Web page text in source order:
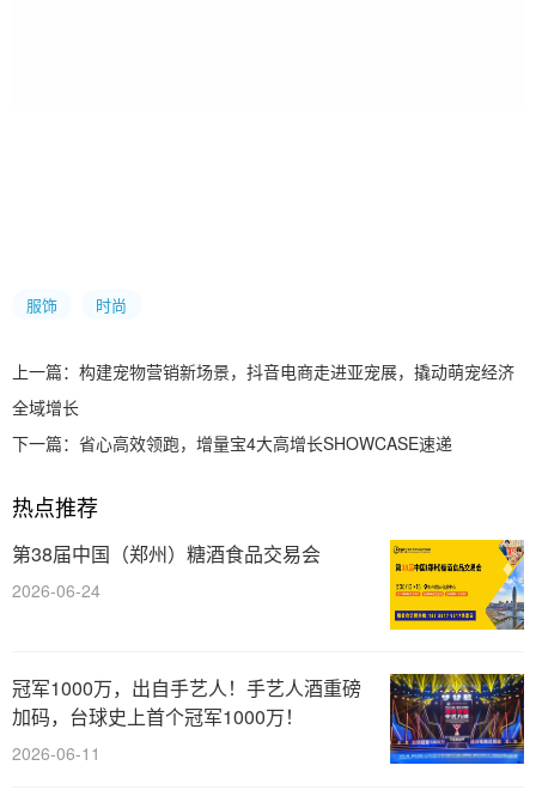
服饰 时尚
上一篇： 构建宠物营销新场景，抖音电商走进亚宠展，撬动萌宠经济
全域增长
下一篇： 省心高效领跑，增量宝4大高增长SHOWCASE速递
热点推荐
第38届中国（郑州）糖酒食品交易会
2026-06-24
冠军1000万，出自手艺人！手艺人酒重磅
加码，台球史上首个冠军1000万！
2026-06-11